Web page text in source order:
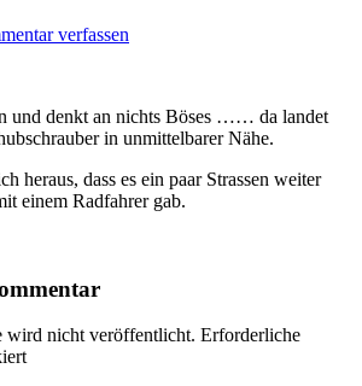
verfassen
und denkt an nichts Böses …… da landet
in unmittelbarer Nähe.
heraus, dass es ein paar Strassen weiter
einem Radfahrer gab.
wird nicht veröffentlicht. Erforderliche